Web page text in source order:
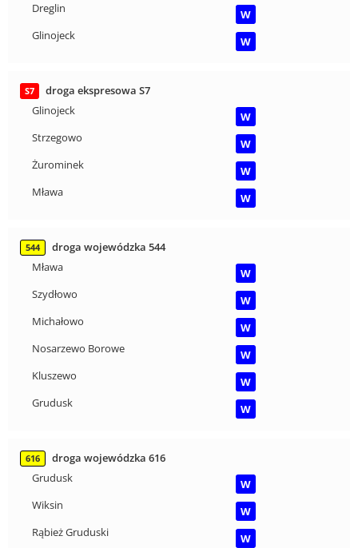
Dreglin
W
Glinojeck
W
S7
droga ekspresowa S7
Glinojeck
W
Strzegowo
W
Żurominek
W
Mława
W
544
droga wojewódzka 544
Mława
W
Szydłowo
W
Michałowo
W
Nosarzewo Borowe
W
Kluszewo
W
Grudusk
W
616
droga wojewódzka 616
Grudusk
W
Wiksin
W
Rąbież Gruduski
W